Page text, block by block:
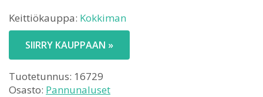
Keittiökauppa: Kokkiman
SIIRRY KAUPPAAN »
Tuotetunnus: 16729
Osasto: Pannunaluset